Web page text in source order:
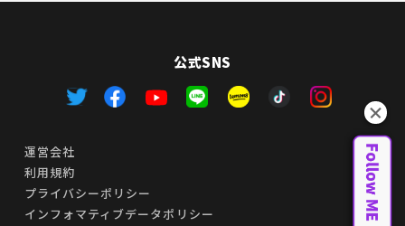
公式SNS
運営会社
利用規約
プライバシーポリシー
インフォマティブデータポリシー